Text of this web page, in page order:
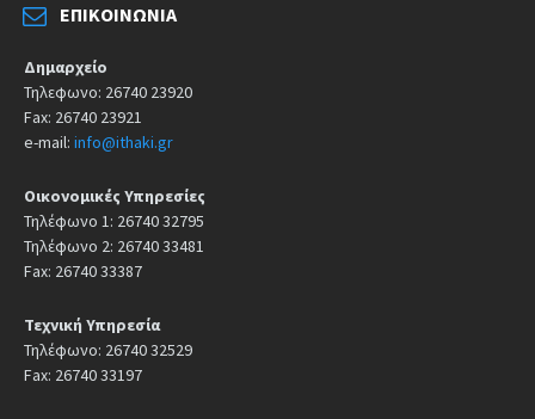
ΕΠΙΚΟΙΝΩΝΊΑ
Δημαρχείο
Τηλεφωνο: 26740 23920
Fax: 26740 23921
e-mail: info@ithaki.gr
Οικονομικές Υπηρεσίες
Τηλέφωνο 1: 26740 32795
Τηλέφωνο 2: 26740 33481
Fax: 26740 33387
Τεχνική Υπηρεσία
Τηλέφωνο: 26740 32529
Fax: 26740 33197